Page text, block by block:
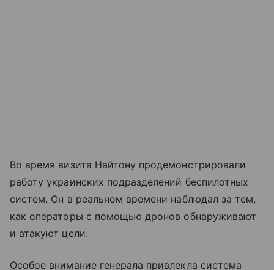
Во время визита Найтону продемонстрировали
работу украинских подразделений беспилотных
систем. Он в реальном времени наблюдал за тем,
как операторы с помощью дронов обнаруживают
и атакуют цели.
Особое внимание генерала привлекла система